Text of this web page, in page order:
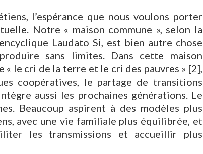
l’espérance que nous voulons porter
Notre « maison commune », selon la
Laudato Si, est bien autre chose
sans limites. Dans cette maison
« le cri de la terre et le cri des pauvres » [2],
coopératives, le partage de transitions
aussi les prochaines générations. Le
Beaucoup aspirent à des modèles plus
avec une vie familiale plus équilibrée, et
les transmissions et accueillir plus